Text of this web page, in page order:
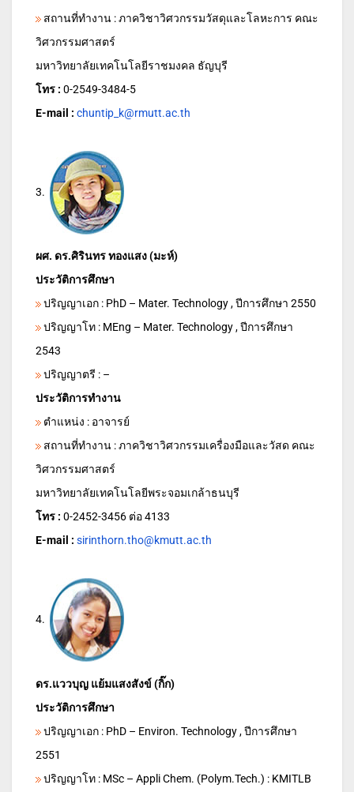
สถานที่ทำงาน : ภาควิชาวิศวกรรมวัสดุและโลหะการ คณะ
วิศวกรรมศาสตร์
มหาวิทยาลัยเทคโนโลยีราชมงคล ธัญบุรี
โทร : 0-2549-3484-5
E-mail : chuntip_k@rmutt.ac.th
3.
ผศ. ดร.ศิรินทร ทองแสง (มะห์)
ประวัติการศึกษา
ปริญญาเอก : PhD – Mater. Technology , ปีการศึกษา 2550
ปริญญาโท : MEng – Mater. Technology , ปีการศึกษา
2543
ปริญญาตรี : –
ประวัติการทำงาน
ตำแหน่ง : อาจารย์
สถานที่ทำงาน : ภาควิชาวิศวกรรมเครื่องมือและวัสด คณะ
วิศวกรรมศาสตร์
มหาวิทยาลัยเทคโนโลยีพระจอมเกล้าธนบุรี
โทร : 0-2452-3456 ต่อ 4133
E-mail : sirinthorn.tho@kmutt.ac.th
4.
ดร.แววบุญ แย้มแสงสังข์ (กิ๊ก)
ประวัติการศึกษา
ปริญญาเอก : PhD – Environ. Technology , ปีการศึกษา
2551
ปริญญาโท : MSc – Appli Chem. (Polym.Tech.) : KMITLB